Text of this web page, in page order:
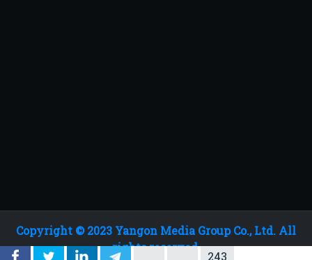
243
Copyright © 2023 Yangon Media Group Co., Ltd. All
rights reserved.